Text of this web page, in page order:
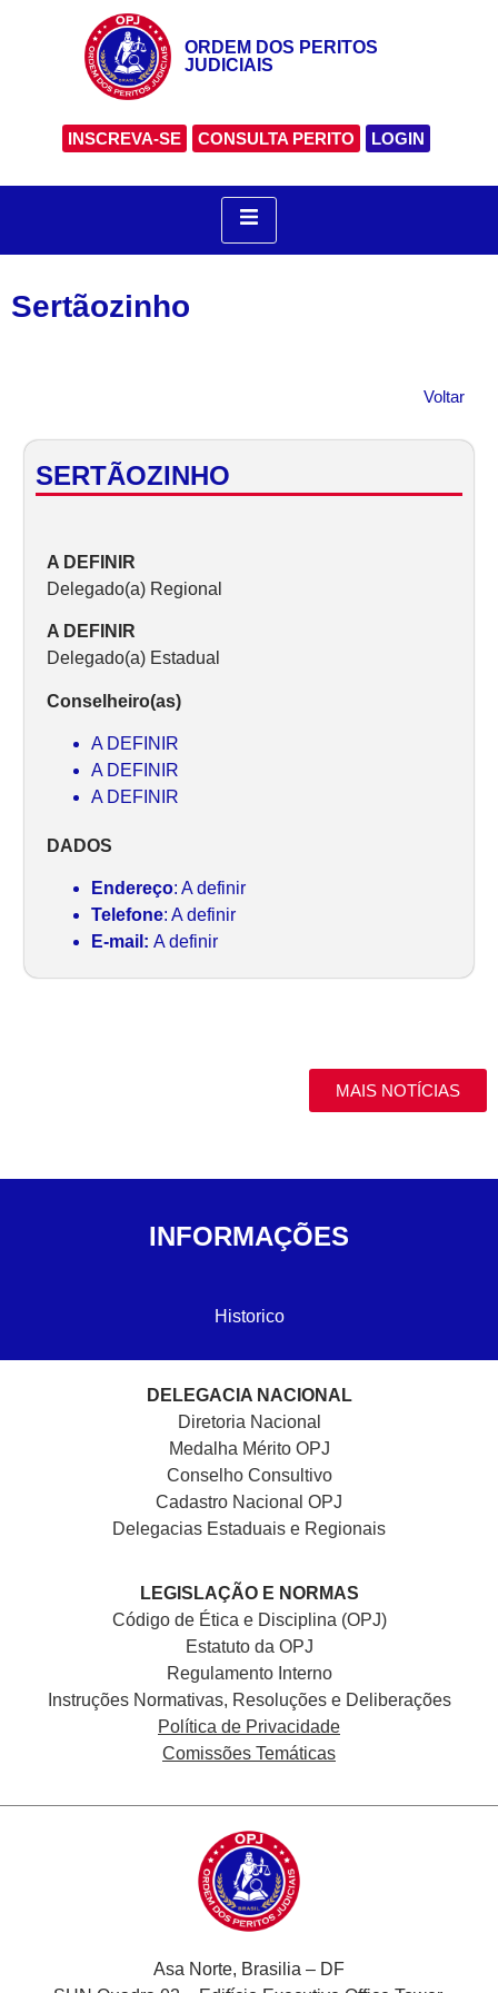
ORDEM DOS PERITOS
JUDICIAIS
INSCREVA-SE CONSULTA PERITO LOGIN
Sertãozinho
Voltar
SERTÃOZINHO
A DEFINIR
Delegado(a) Regional
A DEFINIR
Delegado(a) Estadual
Conselheiro(as)
A DEFINIR
A DEFINIR
A DEFINIR
DADOS
Endereço: A definir
Telefone: A definir
E-mail: A definir
MAIS NOTÍCIAS
INFORMAÇÕES
Historico
DELEGACIA NACIONAL
Diretoria Nacional
Medalha Mérito OPJ
Conselho Consultivo
Cadastro Nacional OPJ
Delegacias Estaduais e Regionais
LEGISLAÇÃO E NORMAS
Código de Ética e Disciplina (OPJ)
Estatuto da OPJ
Regulamento Interno
Instruções Normativas, Resoluções e Deliberações
Política de Privacidade
Comissões Temáticas
Asa Norte, Brasilia – DF